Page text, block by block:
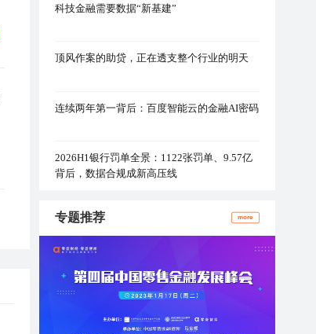
科技金融需要数据“新基建”
顶风作案的助贷，正在透支整个行业的明天
连续两年第一背后：百度智能云的金融AI密码
2026H1银行罚单全景：1122张罚单、9.57亿
背后，数据合规成新高压线
专题推荐 more